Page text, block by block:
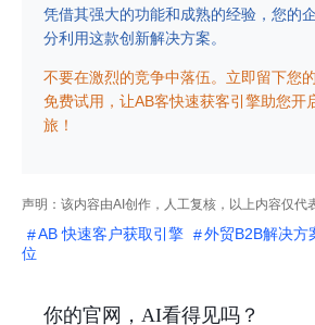
凭借其强大的功能和成熟的经​​验，您的
分利用这款创新解决方案。
不要在激烈的竞争中落伍。立即留下您
免费试用，让AB客快速获客引擎助您开
旅！
声明：该内容由AI创作，人工复核，以上内容仅代
AB 快速客户获取引擎 外贸B2B解决方
位
你的官网，AI看得见吗？